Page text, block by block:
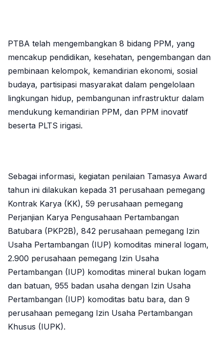
PTBA telah mengembangkan 8 bidang PPM, yang
mencakup pendidikan, kesehatan, pengembangan dan
pembinaan kelompok, kemandirian ekonomi, sosial
budaya, partisipasi masyarakat dalam pengelolaan
lingkungan hidup, pembangunan infrastruktur dalam
mendukung kemandirian PPM, dan PPM inovatif
beserta PLTS irigasi.
Sebagai informasi, kegiatan penilaian Tamasya Award
tahun ini dilakukan kepada 31 perusahaan pemegang
Kontrak Karya (KK), 59 perusahaan pemegang
Perjanjian Karya Pengusahaan Pertambangan
Batubara (PKP2B), 842 perusahaan pemegang Izin
Usaha Pertambangan (IUP) komoditas mineral logam,
2.900 perusahaan pemegang Izin Usaha
Pertambangan (IUP) komoditas mineral bukan logam
dan batuan, 955 badan usaha dengan Izin Usaha
Pertambangan (IUP) komoditas batu bara, dan 9
perusahaan pemegang Izin Usaha Pertambangan
Khusus (IUPK).